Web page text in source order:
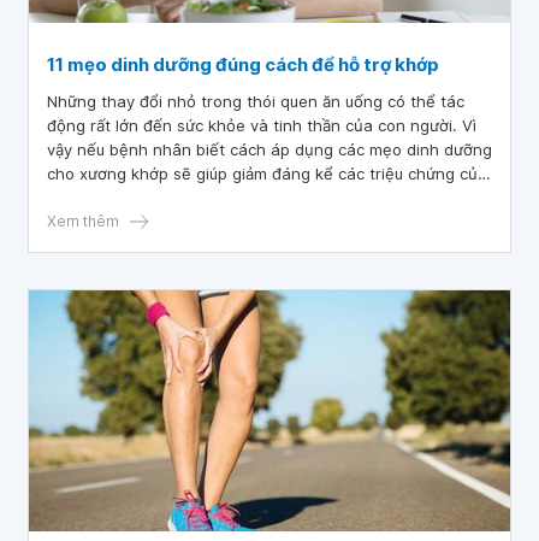
11 mẹo dinh dưỡng đúng cách để hỗ trợ khớp
Những thay đổi nhỏ trong thói quen ăn uống có thể tác
động rất lớn đến sức khỏe và tinh thần của con người. Vì
vậy nếu bệnh nhân biết cách áp dụng các mẹo dinh dưỡng
cho xương khớp sẽ giúp giảm đáng kể các triệu chứng của
Xem thêm